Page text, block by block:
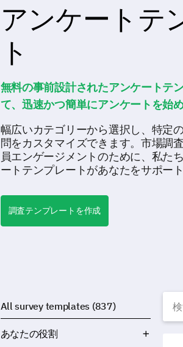
アンケートテ
ト
無料の事前設計されたアンケートテ
て、迅速かつ簡単にアンケートを始め
幅広いカテゴリーから選択し、特定
問をカスタマイズできます。市場調
員エンゲージメントのために、私た
ートテンプレートがあなたをサポート
調査テンプレートを作成
放
All survey templates (837)
あなたの役割